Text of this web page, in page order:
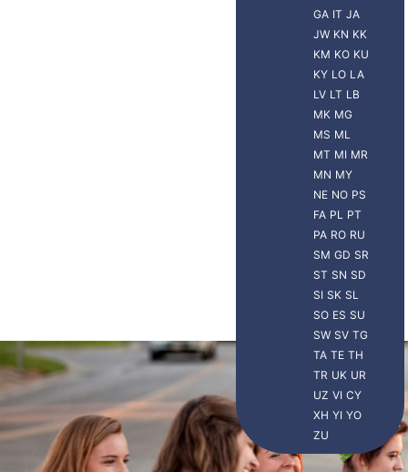
GA IT JA
JW KN KK
KM KO KU
KY LO LA
LV LT LB
MK MG
MS ML
MT MI MR
MN MY
NE NO PS
FA PL PT
PA RO RU
SM GD SR
ST SN SD
SI SK SL
SO ES SU
SW SV TG
TA TE TH
TR UK UR
UZ VI CY
XH YI YO
ZU
Viajero Xplora